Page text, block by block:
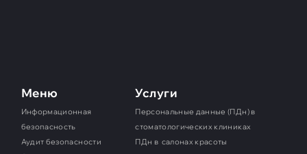
Меню
Информационная
безопасность
Аудит безопасности
Услуги
Персональные данные (ПДн) в
стоматологических клиниках
ПДн в салонах красоты